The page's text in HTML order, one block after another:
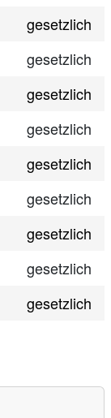
gesetzlich
gesetzlich
gesetzlich
gesetzlich
gesetzlich
gesetzlich
gesetzlich
gesetzlich
gesetzlich